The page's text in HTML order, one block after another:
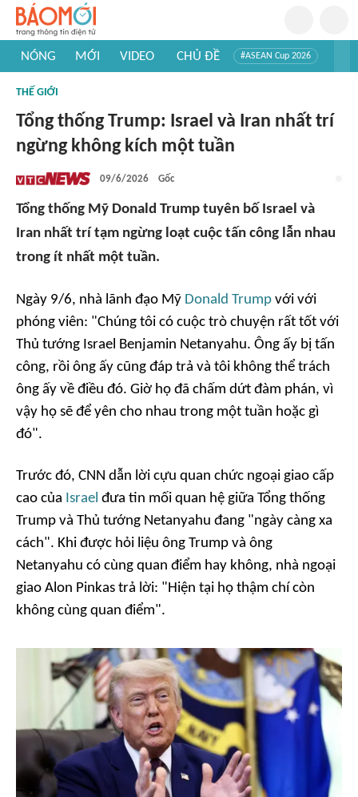
NÓNG MỚI VIDEO CHỦ ĐỀ #ASEAN Cup 2026
#Khám phá thế giới
THẾ GIỚI
Tổng thống Trump: Israel và Iran nhất trí
ngừng không kích một tuần
09/6/2026 Gốc
Tổng thống Mỹ Donald Trump tuyên bố Israel và
Iran nhất trí tạm ngừng loạt cuộc tấn công lẫn nhau
trong ít nhất một tuần.
Ngày 9/6, nhà lãnh đạo Mỹ Donald Trump với với
phóng viên: "Chúng tôi có cuộc trò chuyện rất tốt với
Thủ tướng Israel Benjamin Netanyahu. Ông ấy bị tấn
công, rồi ông ấy cũng đáp trả và tôi không thể trách
ông ấy về điều đó. Giờ họ đã chấm dứt đàm phán, vì
vậy họ sẽ để yên cho nhau trong một tuần hoặc gì
đó".
Trước đó, CNN dẫn lời cựu quan chức ngoại giao cấp
cao của Israel đưa tin mối quan hệ giữa Tổng thống
Trump và Thủ tướng Netanyahu đang "ngày càng xa
cách". Khi được hỏi liệu ông Trump và ông
Netanyahu có cùng quan điểm hay không, nhà ngoại
giao Alon Pinkas trả lời: "Hiện tại họ thậm chí còn
không cùng quan điểm".